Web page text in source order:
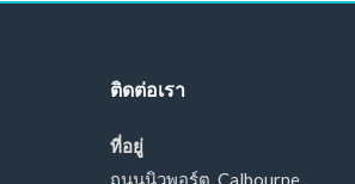
ติดต่อเรา
ที่อยู่
ถนนนิวพอร์ต, Calbourne